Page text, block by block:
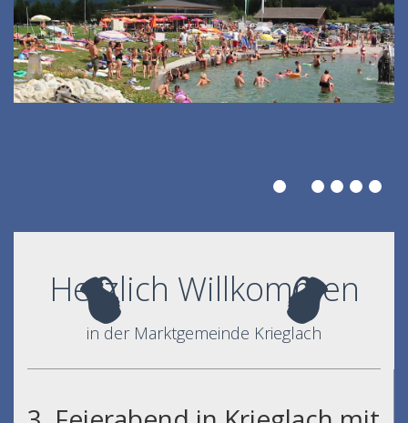
Herzlich Willkommen
in der Marktgemeinde Krieglach